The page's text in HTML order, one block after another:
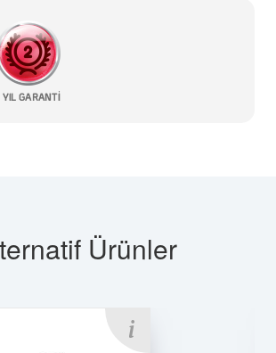
Ürünler